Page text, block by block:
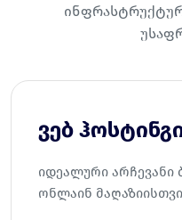
ვებ
იდეალური არჩევანი
ონლაინ